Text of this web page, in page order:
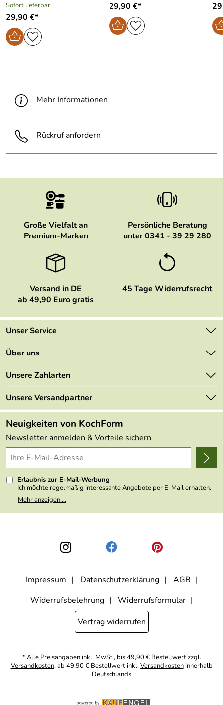
Sofort lieferbar
29,90 €*
29,90 €*
Mehr Informationen
Rückruf anfordern
Große Vielfalt an
Premium-Marken
Persönliche Beratung
unter 0341 - 39 29 280
Versand in DE
ab 49,90 Euro gratis
45 Tage Widerrufsrecht
Unser Service
Kontakt
Mehrwertsteuerfrei
Retourenportal
FAQs
Lieferbedingungen
Delivery Terms
Kundenlogin
Über uns
Marken
Angebote
Made in Germany
Themen
Wir über uns
Presse
Unsere Zahlarten
Unsere Versandpartner
Neuigkeiten von KochForm
Newsletter anmelden & Vorteile sichern
Erlaubnis zur E-Mail-Werbung
Ich möchte regelmäßig interessante Angebote per E-Mail erhalten.
Meine E-Mail-Adresse wird nicht an andere Unternehmen
weitergegeben. Zu statistischen Zwecken wird in anonymer Form
den Link "Abmelden" am Ende des Newsletters anklicke oder die
Option Newsletter im Mitgliederbereich deaktiviere. Die
Datenschutzerklärung
habe ich zur Kenntnis genommen.
Mehr anzeigen ...
Impressum Datenschutzerklärung
AGB
Widerrufsbelehrung
Widerrufsformular
Vertrag widerrufen
* Alle Preisangaben inkl. MwSt., bis 49,90 € Bestellwert zzgl.
Versandkosten, ab 49,90 € Bestellwert inkl.Versandkosteninnerhalb
Deutschlands